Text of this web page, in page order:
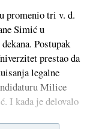
promenio tri v. d.
Simić u
Postupak
prestao da
legalne
Milice
I kada je delovalo